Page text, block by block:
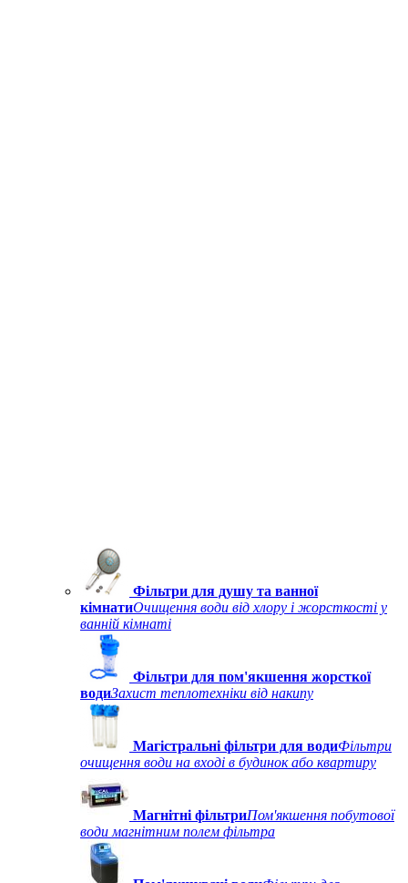
Фільтри для душу та ванної
кімнатиОчищення води від хлору і жорсткості у
ванній кімнаті
Фільтри для пом'якшення жорсткої
водиЗахист теплотехніки від накипу
Магістральні фільтри для водиФільтри
очищення води на вході в будинок або квартиру
Магнітні фільтриПом'якшення побутової
води магнітним полем фільтра